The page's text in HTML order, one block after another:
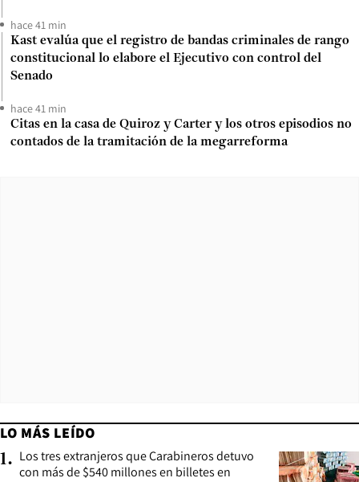
hace 41 min
Kast evalúa que el registro de bandas criminales de rango
constitucional lo elabore el Ejecutivo con control del
Senado
hace 41 min
Citas en la casa de Quiroz y Carter y los otros episodios no
contados de la tramitación de la megarreforma
LO MÁS LEÍDO
1. Los tres extranjeros que Carabineros detuvo
con más de $540 millones en billetes en